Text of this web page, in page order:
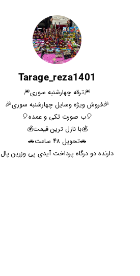
Tarage_reza1401
🎆ترقه چهارشنبه سوری🎆
🎉فروش ویژه وسایل چهارشنبه سوری🎉
🎈ب صورت تکی و عمده🎈
💰با نازل ترین قیمت💰
🚗تحویل ۴۸ ساعت🚗
دارنده دو درگاه پرداخت آیدی پی وزرین پال